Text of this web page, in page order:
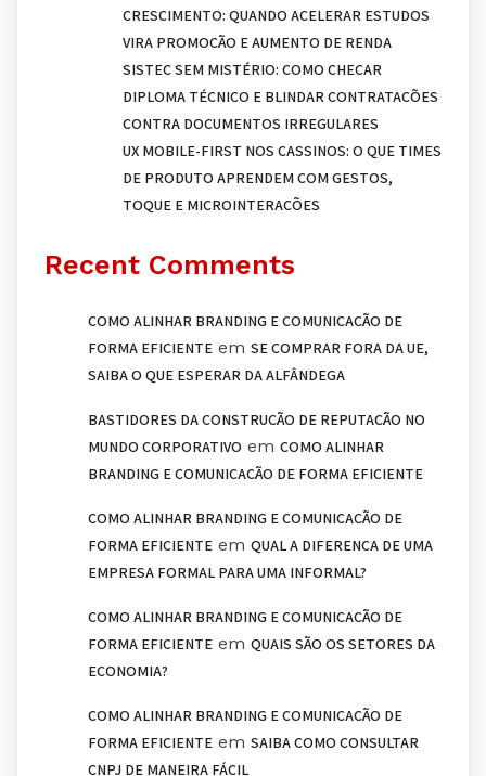
CRESCIMENTO: QUANDO ACELERAR ESTUDOS
VIRA PROMOÇÃO E AUMENTO DE RENDA
SISTEC SEM MISTÉRIO: COMO CHECAR
DIPLOMA TÉCNICO E BLINDAR CONTRATAÇÕES
CONTRA DOCUMENTOS IRREGULARES
UX MOBILE-FIRST NOS CASSINOS: O QUE TIMES
DE PRODUTO APRENDEM COM GESTOS,
TOQUE E MICROINTERAÇÕES
Recent Comments
COMO ALINHAR BRANDING E COMUNICAÇÃO DE
FORMA EFICIENTE em SE COMPRAR FORA DA UE,
SAIBA O QUE ESPERAR DA ALFÂNDEGA
BASTIDORES DA CONSTRUÇÃO DE REPUTAÇÃO NO
MUNDO CORPORATIVO em COMO ALINHAR
BRANDING E COMUNICAÇÃO DE FORMA EFICIENTE
COMO ALINHAR BRANDING E COMUNICAÇÃO DE
FORMA EFICIENTE em QUAL A DIFERENÇA DE UMA
EMPRESA FORMAL PARA UMA INFORMAL?
COMO ALINHAR BRANDING E COMUNICAÇÃO DE
FORMA EFICIENTE em QUAIS SÃO OS SETORES DA
ECONOMIA?
COMO ALINHAR BRANDING E COMUNICAÇÃO DE
FORMA EFICIENTE em SAIBA COMO CONSULTAR
CNPJ DE MANEIRA FÁCIL